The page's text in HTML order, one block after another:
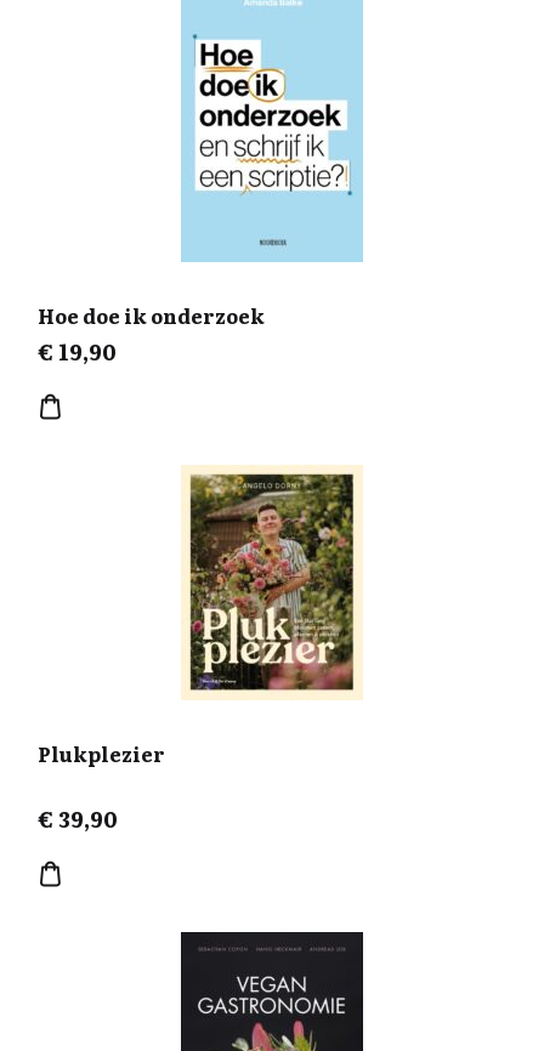
Hoe doe ik onderzoek
€ 19,90
Plukplezier
€39,90